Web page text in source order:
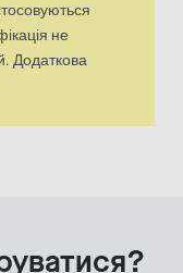
не
Додаткова